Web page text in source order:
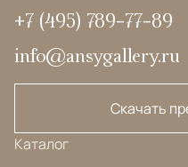
+7 (495) 789-77-89
info@ansygallery.ru
Скачать
Каталог